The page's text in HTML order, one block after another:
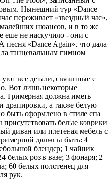
Нынешний тур «Dance
переживает «звездный час»,
малейших нюансов, и в то же
еще не наскучило - они с
песня «Dance Again», что дала
танцевальным гимном
все детали, связанные с
Вот лишь некоторые
Гримерная должна иметь
драпировки, а также белую
быть оформлено в стиле спа
белые коврики
диван или плетеная мебель с
должны быть: 4
блендер; 1 чайник
белых роз в вазе; 3 фонаря; 2
60 белых полотенец для
рук.